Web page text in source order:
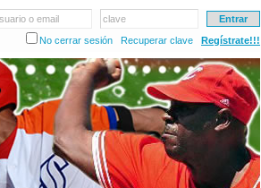
o email
clave
No cerrar sesión
Recuperar clave Regístrate!!!